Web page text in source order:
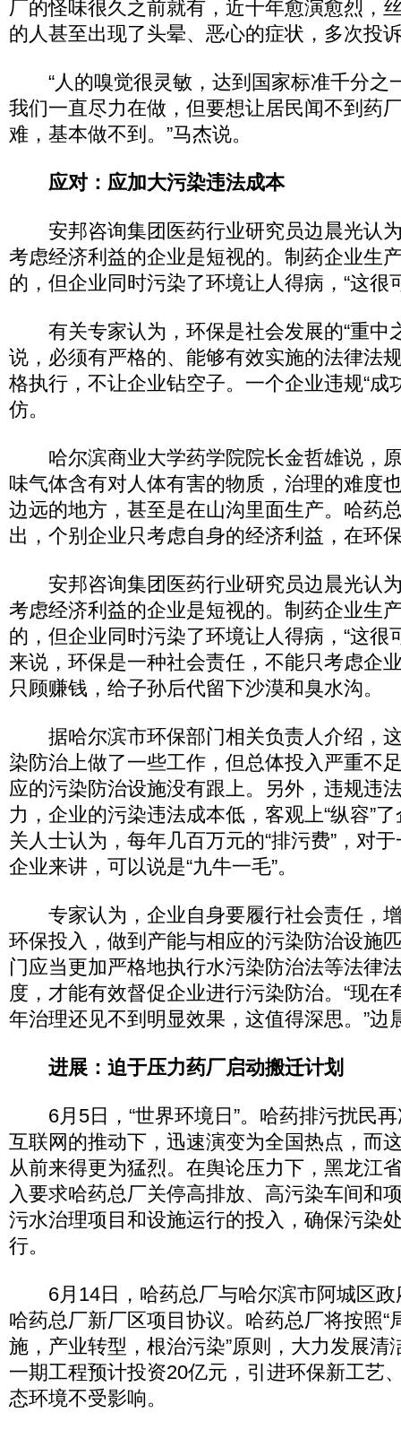
厂的怪味很久之前就有，近十年愈演愈烈，
的人甚至出现了头晕、恶心的症状，多次投
“人的嗅觉很灵敏，达到国家标准千分之
我们一直尽力在做，但要想让居民闻不到药
难，基本做不到。”马杰说。
应对：应加大污染违法成本
安邦咨询集团医药行业研究员边晨光认
考虑经济利益的企业是短视的。制药企业生
的，但企业同时污染了环境让人得病，“这很
有关专家认为，环保是社会发展的“重中
说，必须有严格的、能够有效实施的法律法
格执行，不让企业钻空子。一个企业违规“成
仿。
哈尔滨商业大学药学院院长金哲雄说，
味气体含有对人体有害的物质，治理的难度
边远的地方，甚至是在山沟里面生产。哈药
出，个别企业只考虑自身的经济利益，在环
安邦咨询集团医药行业研究员边晨光认
考虑经济利益的企业是短视的。制药企业生
的，但企业同时污染了环境让人得病，“这很
来说，环保是一种社会责任，不能只考虑企
只顾赚钱，给子孙后代留下沙漠和臭水沟。
据哈尔滨市环保部门相关负责人介绍，
染防治上做了一些工作，但总体投入严重不
应的污染防治设施没有跟上。另外，违规违
力，企业的污染违法成本低，客观上“纵容”
关人士认为，每年几百万元的“排污费”，对
企业来讲，可以说是“九牛一毛”。
专家认为，企业自身要履行社会责任，
环保投入，做到产能与相应的污染防治设施
门应当更加严格地执行水污染防治法等法律
度，才能有效督促企业进行污染防治。“现在
年治理还见不到明显效果，这值得深思。”边
进展：迫于压力药厂启动搬迁计划
6月5日，“世界环境日”。哈药排污扰民再
互联网的推动下，迅速演变为全国热点，而
从前来得更为猛烈。在舆论压力下，黑龙江
入要求哈药总厂关停高排放、高污染车间和
污水治理项目和设施运行的投入，确保污染
行。
6月14日，哈药总厂与哈尔滨市阿城区政
哈药总厂新厂区项目协议。哈药总厂将按照“
施，产业转型，根治污染”原则，大力发展清
一期工程预计投资20亿元，引进环保新工艺
态环境不受影响。